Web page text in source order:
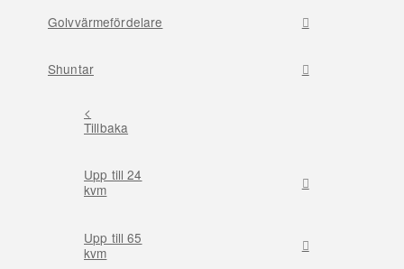
Golvvärmefördelare
Shuntar
<
Tillbaka
Upp till 24
kvm
Upp till 65
kvm